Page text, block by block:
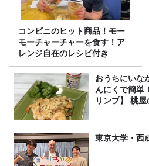
コンビニのヒット商品！モー
モーチャーチャーを食す！ア
レンジ自在のレシピ付き
おうちにいな
んにくで簡単
リンプ】 桃
東京大学・西